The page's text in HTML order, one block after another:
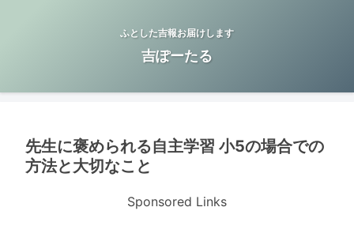
ふとした吉報お届けします
吉ぽーたる
先生に褒められる自主学習 小5の場合での
方法と大切なこと
Sponsored Links